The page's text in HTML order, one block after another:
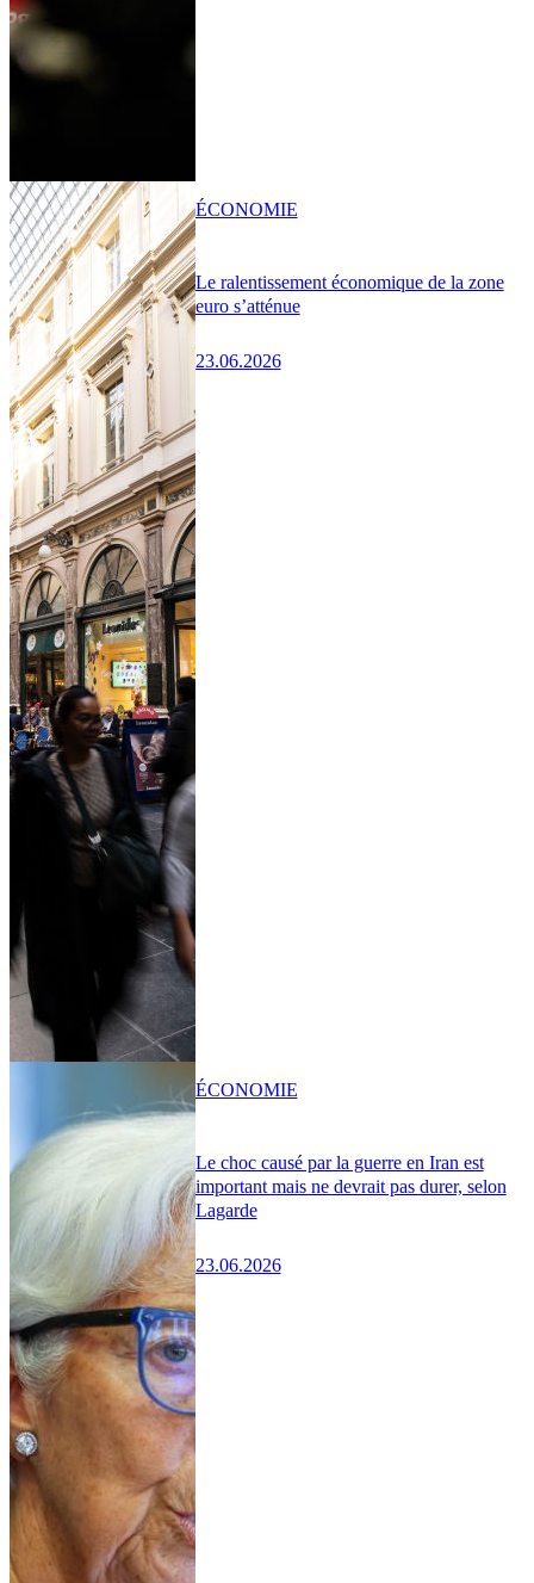
Le ralentissement économique de la zone
euro s’atténue
23.06.2026
ÉCONOMIE
Le choc causé par la guerre en Iran est
important mais ne devrait pas durer, selon
Lagarde
23.06.2026
ÉCONOMIE